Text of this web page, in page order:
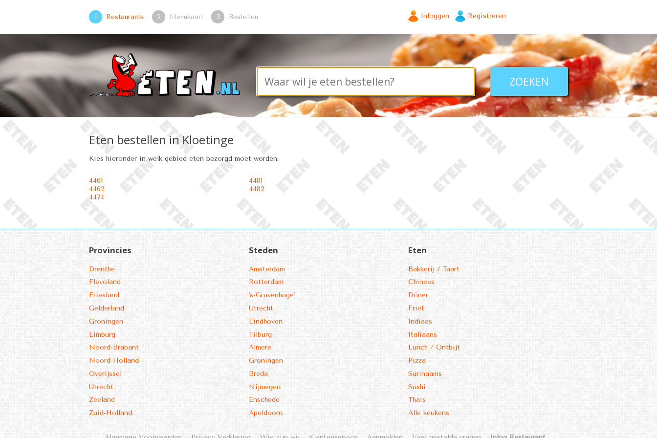
1 Restaurants 2 Menukaart 3 Bestellen Inloggen Registreren
Eten bestellen in Kloetinge
Kies hieronder in welk gebied eten bezorgd moet worden.
4461
4462
4474
4481
4482
Provincies
Drenthe
Flevoland
Friesland
Gelderland
Groningen
Limburg
Noord-Brabant
Noord-Holland
Overijssel
Utrecht
Zeeland
Zuid-Holland
Steden
Amsterdam
Rotterdam
's-Gravenhage'
Utrecht
Eindhoven
Tilburg
Almere
Groningen
Breda
Nijmegen
Enschede
Apeldoorn
Eten
Bakkerij / Taart
Chinees
Döner
Friet
Indiaas
Italiaans
Lunch / Ontbijt
Pizza
Surinaams
Sushi
Thais
Alle keukens